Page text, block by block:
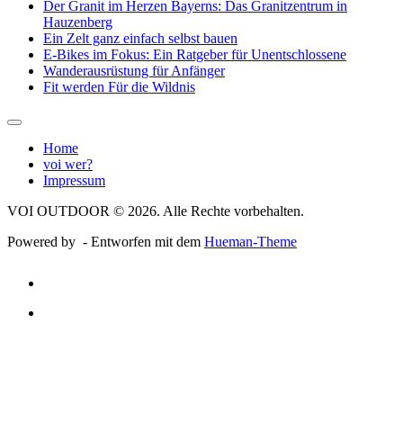
Der Granit im Herzen Bayerns: Das Granitzentrum in
Hauzenberg
Ein Zelt ganz einfach selbst bauen
E-Bikes im Fokus: Ein Ratgeber für Unentschlossene
Wanderausrüstung für Anfänger
Fit werden Für die Wildnis
Home
voi wer?
Impressum
VOI OUTDOOR © 2026. Alle Rechte vorbehalten.
Powered by - Entworfen mit dem Hueman-Theme